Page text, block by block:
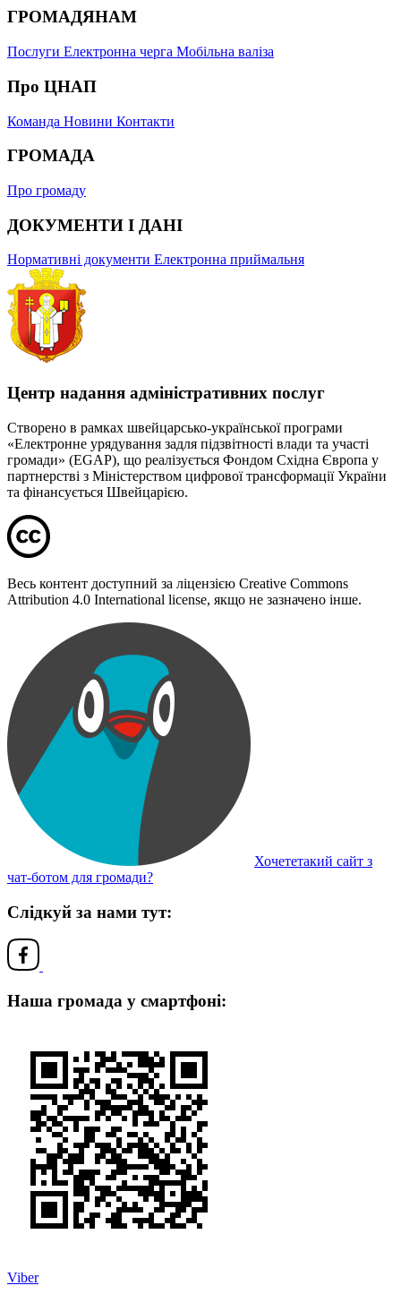
ГРОМАДЯНАМ
Послуги Електронна черга Мобільна валіза
Про ЦНАП
Команда Новини Контакти
ГРОМАДА
Про громаду
ДОКУМЕНТИ І ДАНІ
Нормативні документи Електронна приймальня
Центр надання адміністративних послуг
Створено в рамках швейцарсько-української програми
«Електронне урядування задля підзвітності влади та участі
громади» (EGAP), що реалізується Фондом Східна Європа у
партнерстві з Міністерством цифрової трансформації України
та фінансується Швейцарією.
Весь контент доступний за ліцензією Creative Commons
Attribution 4.0 International license, якщо не зазначено інше.
Хочететакий сайт з
чат-ботом для громади?
Слідкуй за нами тут:
Наша громада у смартфоні:
Viber